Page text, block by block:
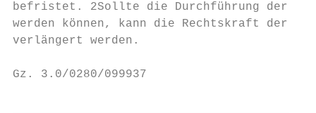
befristet. 2Sollte die Durchführung der
werden können, kann die Rechtskraft der
verlängert werden.
Gz. 3.0/0280/099937